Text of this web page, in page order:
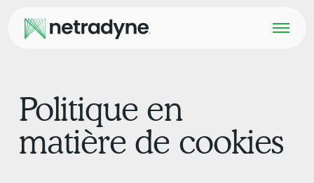
Politique en
matière de cookies